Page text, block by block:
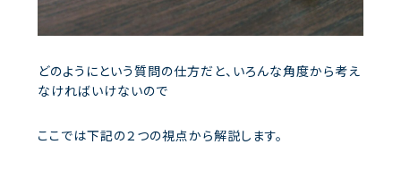
どのようにという質問の仕方だと、いろんな角度から考え
なければいけないので
ここでは下記の２つの視点から解説します。